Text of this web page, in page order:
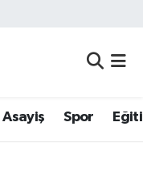
Asayiş Spor